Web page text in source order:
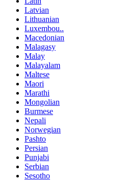
Latvian
Lithuanian
Luxembou..
Macedonian
Malagasy
Malay
Malayalam
Maltese
Maori
Marathi
Mongolian
Burmese
Nepali
Norwegian
Pashto
Persian
Punjabi
Serbian
Sesotho